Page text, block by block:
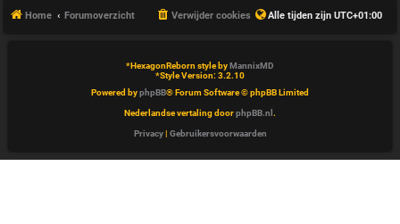
Home Forumoverzicht Alle tijden zijn UTC+01:00
Verwijder cookies
*HexagonReborn style byMannixMD
*Style Version: 3.2.10
Powered byphpBB® Forum Software © phpBB Limited
Nederlandse vertaling doorphpBB.nl .
Privacy| Gebruikersvoorwaarden